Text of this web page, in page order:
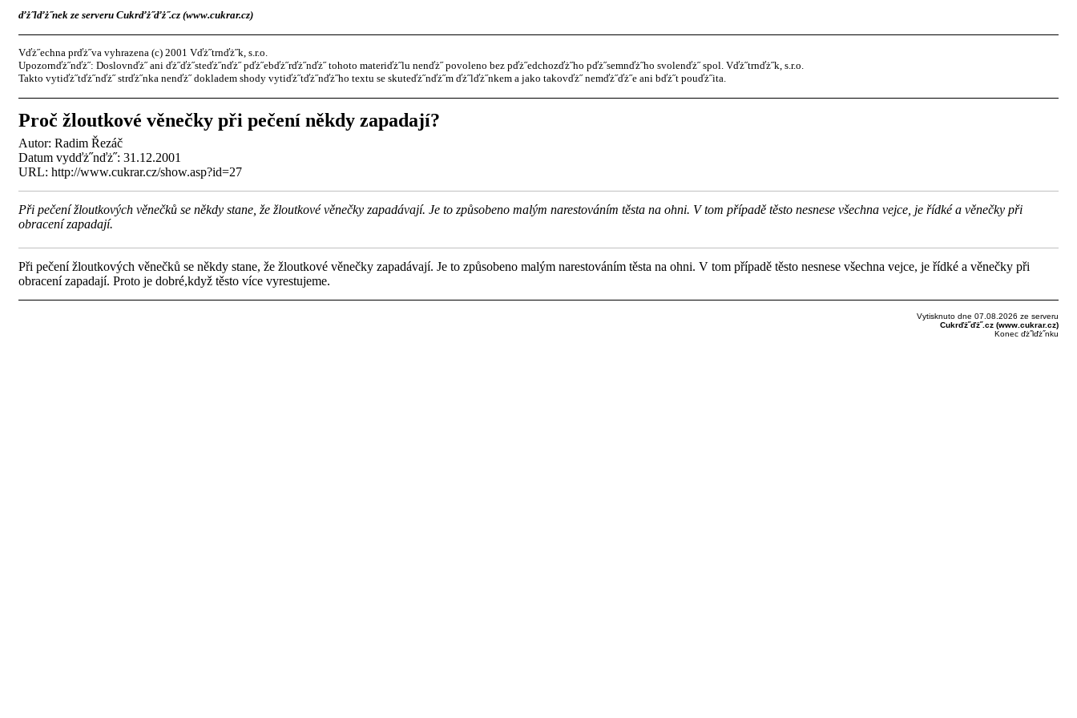
ďż˝lďż˝nek ze serveru Cukrďż˝ďż˝.cz (www.cukrar.cz)
Vďż˝echna prďż˝va vyhrazena (c) 2001 Vďż˝trnďż˝k, s.r.o.
Upozornďż˝nďż˝: Doslovnďż˝ ani ďż˝ďż˝steďż˝nďż˝ pďż˝ebďż˝rďż˝nďż˝ tohoto materiďż˝lu nenďż˝ povoleno bez pďż˝edchozďż˝ho pďż˝semnďż˝ho svolenďż˝ spol. Vďż˝trnďż˝k, s.r.o.
Takto vytiďż˝tďż˝nďż˝ strďż˝nka nenďż˝ dokladem shody vytiďż˝tďż˝nďż˝ho textu se skuteďż˝nďż˝m ďż˝lďż˝nkem a jako takovďż˝ nemďż˝ďż˝e ani bďż˝t pouďż˝ita.
Proč žloutkové věnečky při pečení někdy zapadají?
Autor: Radim Řezáč
Datum vydďż˝nďż˝: 31.12.2001
URL: http://www.cukrar.cz/show.asp?id=27
Při pečení žloutkových věnečků se někdy stane, že žloutkové věnečky zapadávají. Je to způsobeno malým narestováním těsta na ohni. V tom případě těsto nesnese všechna vejce, je řídké a věnečky při
obracení zapadají.
Při pečení žloutkových věnečků se někdy stane, že žloutkové věnečky zapadávají. Je to způsobeno malým narestováním těsta na ohni. V tom případě těsto nesnese všechna vejce, je řídké a věnečky při
obracení zapadají. Proto je dobré,když těsto více vyrestujeme.
Vytisknuto dne 07.08.2026 ze serveru
Cukrďż˝ďż˝.cz (www.cukrar.cz)
Konec ďż˝lďż˝nku